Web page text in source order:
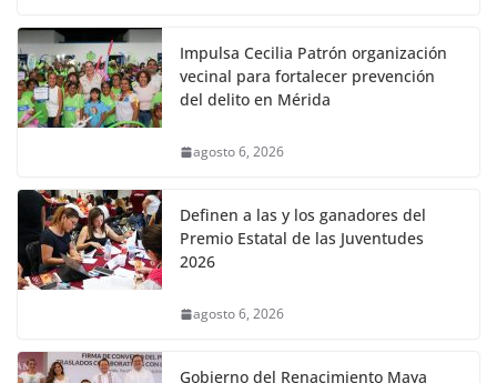
Impulsa Cecilia Patrón organización
vecinal para fortalecer prevención
del delito en Mérida
agosto 6, 2026
Definen a las y los ganadores del
Premio Estatal de las Juventudes
2026
agosto 6, 2026
Gobierno del Renacimiento Maya